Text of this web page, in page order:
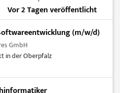
Vor 2 Tagen veröffentlicht
(m/w/d)
GmbH
in der Oberpfalz